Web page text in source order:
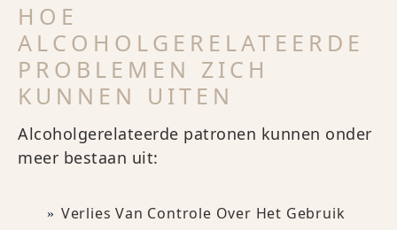
HOE
ALCOHOLGERELATEERDE
PROBLEMEN ZICH
KUNNEN UITEN
Alcoholgerelateerde patronen kunnen onder
meer bestaan uit:
Verlies Van Controle Over Het Gebruik